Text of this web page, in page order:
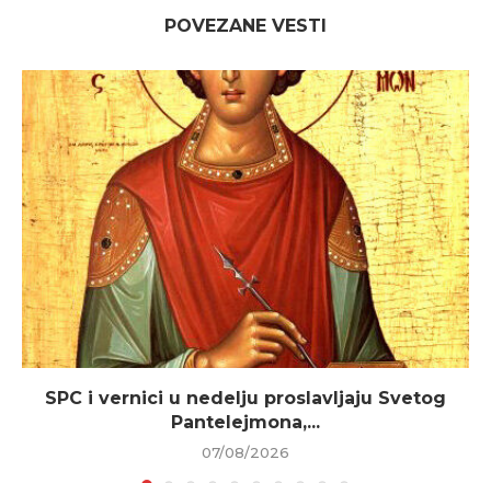
POVEZANE VESTI
SPC i vernici u nedelju proslavljaju Svetog
Pantelejmona,...
07/08/2026